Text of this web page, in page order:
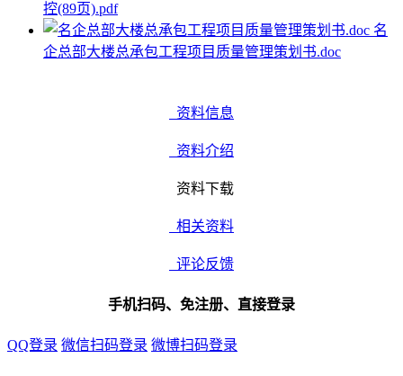
控(89页).pdf
名
企总部大楼总承包工程项目质量管理策划书.doc
资料信息
资料介绍
资料下载
相关资料
评论反馈
手机扫码、免注册、直接登录
QQ登录 微信扫码登录 微博扫码登录